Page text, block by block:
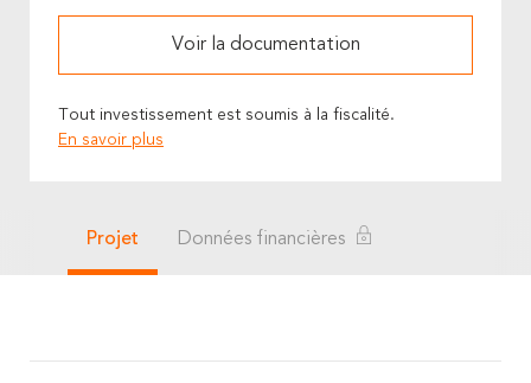
Voir la documentation
Tout investissement est soumis à la fiscalité.
En savoir plus
Projet Données financières